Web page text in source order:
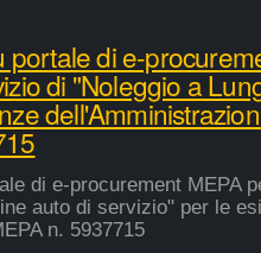
portale di e-
di "Noleggio a
di e-procurement MEPA
auto di servizio" per le
n. 5937715